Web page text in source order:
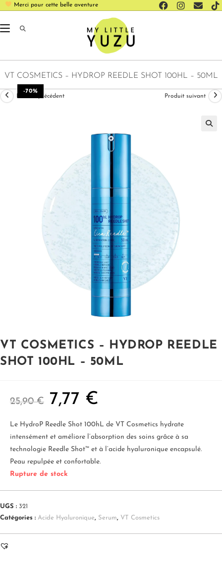
Merci pour cette belle aventure
VT COSMETICS – HYDROP REEDLE SHOT 100HL – 50ML
-70%
Produit précédent Produit suivant
VT COSMETICS – HYDROP REEDLE
SHOT 100HL – 50ML
25,90€ 7,77 €
Le HydroP Reedle Shot 100hL de VT Cosmetics hydrate
intensément et améliore l’absorption des soins grâce à sa
technologie Reedle Shot™ et à l’acide hyaluronique encapsulé.
Peau repulpée et confortable.
Rupture de stock
UGS : 321
Catégories : Acide Hyaluronique, Serum, VT Cosmetics